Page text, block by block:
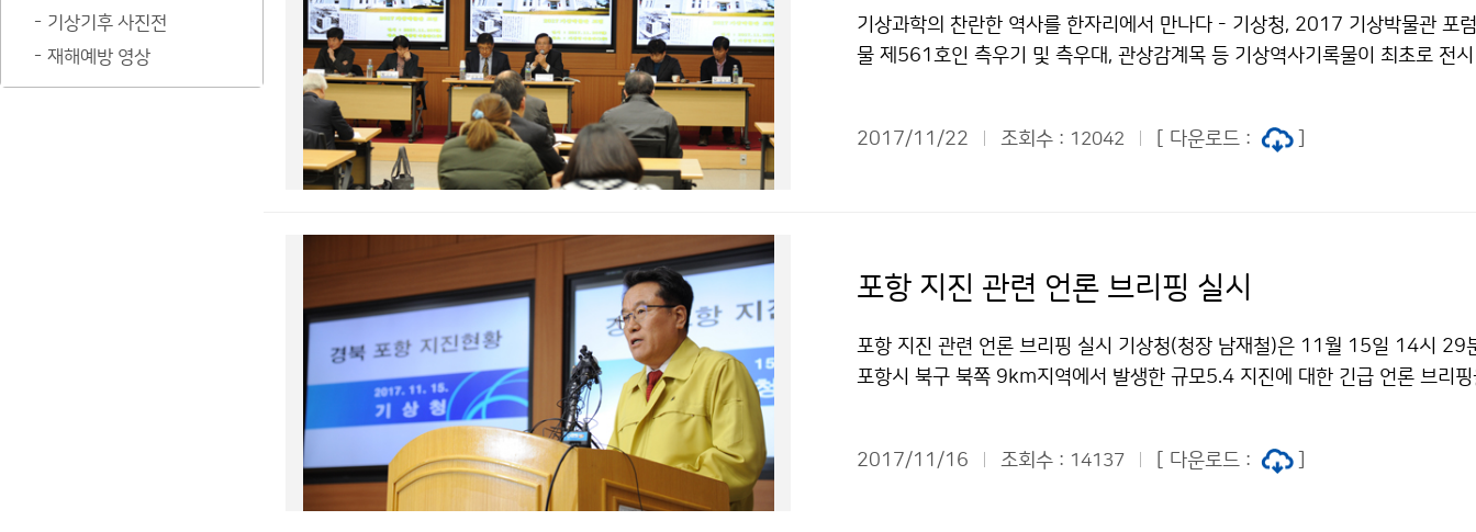
기상기후 사진전
재해예방 영상
기상과학의 찬란한 역사를 한자리에서 만나다 - 기상청, 2017 기상박물관 포
물 제561호인 측우기 및 측우대, 관상감계목 등 기상역사기록물이 최초로 전
니다.
2017/11/22 조회수 : 12042 [ 다운로드 :
포항 지진 관련 언론 브리핑 실시
포항 지진 관련 언론 브리핑 실시 기상청(청장 남재철)은 11월 15일 14시 29
포항시 북구 북쪽 9km지역에서 발생한 규모5.4 지진에 대한 긴급 언론 브리
2017/11/16 조회수 : 14137 [ 다운로드 :